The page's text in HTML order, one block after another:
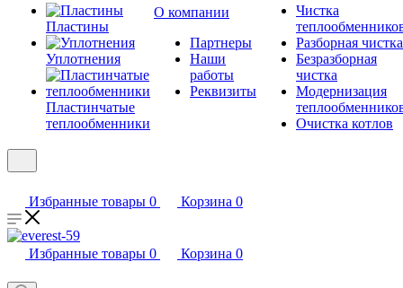
Пластины
Уплотнения
Пластинчатые
теплообменники
О компании
Партнеры
Наши
работы
Реквизиты
Чистка
Разборная чистка
Безразборная
чистка
Модернизация
Очистка котлов
Избранные товары 0 Корзина 0
Избранные товары 0 Корзина 0